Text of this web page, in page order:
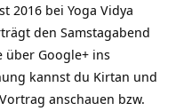
2016 bei Yoga Vidya
den Samstagabend
über Google+ ins
kannst du Kirtan und
anschauen bzw.